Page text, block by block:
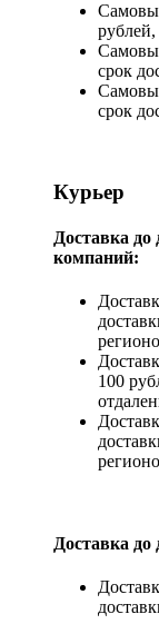
срок
срок
Курьер
Доставка
компаний:
100
Доставка до